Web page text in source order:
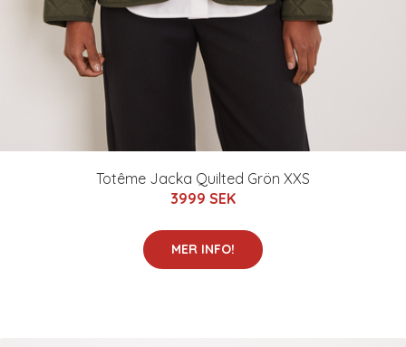
Totême Jacka Quilted Grön XXS
3999 SEK
MER INFO!